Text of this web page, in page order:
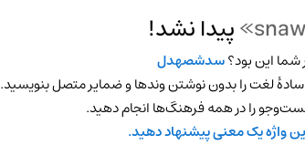
پیدا نشد!
شما این بود؟سدشصهدل
لغت را بدون نوشتن وندها و ضمایر متصل بنویسید.
را در همه فرهنگ‌ها انجام دهید.
واژه یک معنی پیشنهاد دهید.